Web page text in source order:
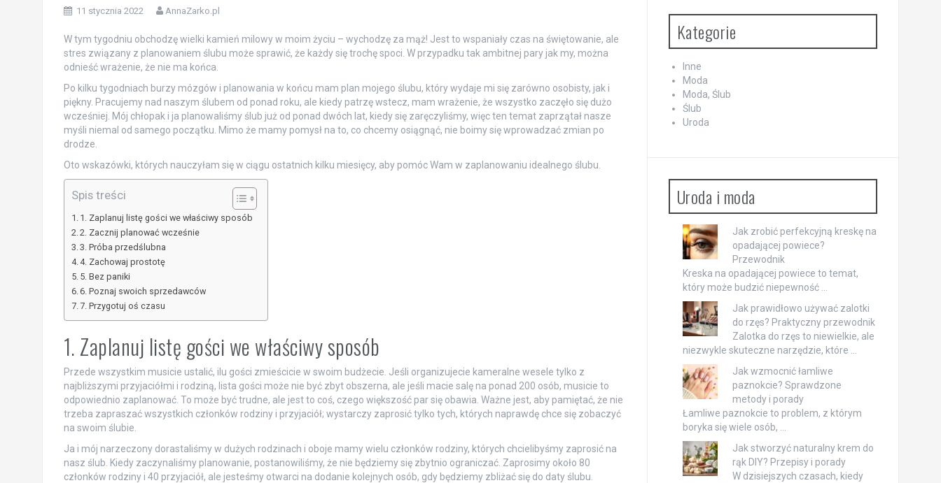
11 stycznia 2022 AnnaZarko.pl
W tym tygodniu obchodzę wielki kamień milowy w moim życiu – wychodzę za mąż! Jest to wspaniały czas na świętowanie, ale
stres związany z planowaniem ślubu może sprawić, że każdy się trochę spoci. W przypadku tak ambitnej pary jak my, można
odnieść wrażenie, że nie ma końca.
Po kilku tygodniach burzy mózgów i planowania w końcu mam plan mojego ślubu, który wydaje mi się zarówno osobisty, jak i
piękny. Pracujemy nad naszym ślubem od ponad roku, ale kiedy patrzę wstecz, mam wrażenie, że wszystko zaczęło się dużo
wcześniej. Mój chłopak i ja planowaliśmy ślub już od ponad dwóch lat, kiedy się zaręczyliśmy, więc ten temat zaprzątał nasze
myśli niemal od samego początku. Mimo że mamy pomysł na to, co chcemy osiągnąć, nie boimy się wprowadzać zmian po
drodze.
Oto wskazówki, których nauczyłam się w ciągu ostatnich kilku miesięcy, aby pomóc Wam w zaplanowaniu idealnego ślubu.
Spis treści
1. Zaplanuj listę gości we właściwy sposób
2. Zacznij planować wcześnie
3. Próba przedślubna
4. Zachowaj prostotę
5. Bez paniki
6. Poznaj swoich sprzedawców
7. Przygotuj oś czasu
1. Zaplanuj listę gości we właściwy sposób
Przede wszystkim musicie ustalić, ilu gości zmieścicie w swoim budżecie. Jeśli organizujecie kameralne wesele tylko z
najbliższymi przyjaciółmi i rodziną, lista gości może nie być zbyt obszerna, ale jeśli macie salę na ponad 200 osób, musicie to
odpowiednio zaplanować. To może być trudne, ale jest to coś, czego większość par się obawia. Ważne jest, aby pamiętać, że nie
trzeba zapraszać wszystkich członków rodziny i przyjaciół; wystarczy zaprosić tylko tych, których naprawdę chce się zobaczyć
na swoim ślubie.
Ja i mój narzeczony dorastaliśmy w dużych rodzinach i oboje mamy wielu członków rodziny, których chcielibyśmy zaprosić na
nasz ślub. Kiedy zaczynaliśmy planowanie, postanowiliśmy, że nie będziemy się zbytnio ograniczać. Zaprosimy około 80
członków rodziny i 40 przyjaciół, ale jesteśmy otwarci na dodanie kolejnych osób, gdy będziemy zbliżać się do daty ślubu.
Kategorie
Inne
Moda
Moda, Ślub
Ślub
Uroda
Uroda i moda
Jak zrobić perfekcyjną kreskę na
opadającej powiece?
Przewodnik
Kreska na opadającej powiece to temat,
który może budzić niepewność …
Jak prawidłowo używać zalotki
do rzęs? Praktyczny przewodnik
Zalotka do rzęs to niewielkie, ale
niezwykle skuteczne narzędzie, które …
Jak wzmocnić łamliwe
paznokcie? Sprawdzone
metody i porady
Łamliwe paznokcie to problem, z którym
boryka się wiele osób, …
Jak stworzyć naturalny krem do
rąk DIY? Przepisy i porady
W dzisiejszych czasach, kiedy